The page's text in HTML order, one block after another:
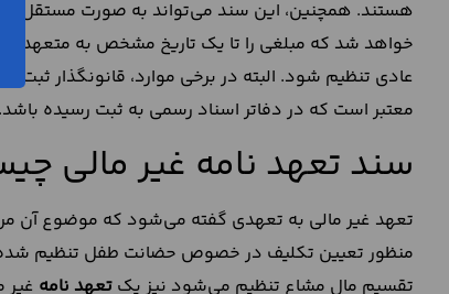
هستند. همچنین، این سند می‌تواند به صورت مستقل
خواهد شد که مبلغی را تا یک تاریخ مشخص به متعهد له
عادی تنظیم شود. البته در برخی موارد، قانونگذار ثبت
معتبر است که در دفاتر اسناد رسمی به ثبت رسیده باشد.
سند تعهد نامه غیر مالی
تعهد غیر مالی به تعهدی گفته می‌شود که موضوع آن
منظور تعیین تکلیف در خصوص حضانت طفل تنظیم
تقسیم مال مشاع تنظیم می‌شود نیز یک تعهد نامه غیر